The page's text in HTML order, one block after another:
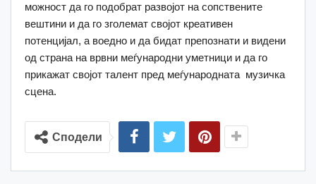
можност да го подобрат развојот на сопствените
вештини и да го зголемат својот креативен
потенцијал, а воедно и да бидат препознати и видени
од страна на врвни меѓународни уметници и да го
прикажат својот талент пред меѓународната музичка
сцена.
Сподели